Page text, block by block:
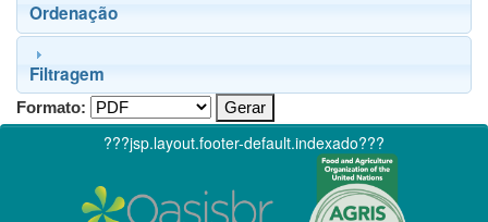
Ordenação
Filtragem
Formato:
???jsp.layout.footer-default.indexado???